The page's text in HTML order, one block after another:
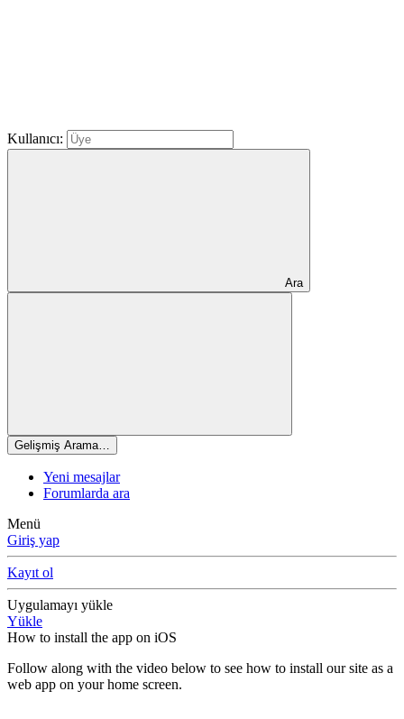
Kullanıcı:
Ara
Gelişmiş Arama…
Yeni mesajlar
Forumlarda ara
Menü
Giriş yap
Kayıt ol
Uygulamayı yükle
Yükle
How to install the app on iOS
Follow along with the video below to see how to install our site as a
web app on your home screen.